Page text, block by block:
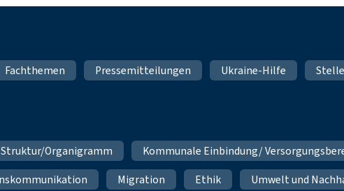
Fachthemen Pressemitteilungen Ukraine-Hilfe
Struktur/Organigramm Kommunale Einbindung/
Migration Ethik Umwelt und